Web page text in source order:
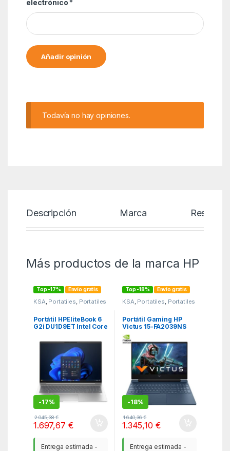
electrónico *
Todavía no hay opiniones.
Descripción Marca Reseñas
Más productos de la marca HP
Top -17% Envío gratis
KSA, Portatiles, Portatiles
Portátil HPEliteBook 6
G2i DU1D9ET Intel Core
SSD/ 16″/ Win11 Pro
-17%
2.045,38€
1.697,67 €
Entrega estimada -
Top -18% Envío gratis
KSA, Portatiles, Portatiles
Portátil Gaming HP
Victus 15-FA2039NS
Intel Core 7-240H/
16GB/ 1TB SSD/
GeForce RTX 5060/
15.6″/ Sin Sistema
Operativo
-18%
1.640,36€
1.345,10 €
Entrega estimada -